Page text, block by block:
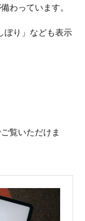
わっています。
ぼり」なども表示
覧いただけま